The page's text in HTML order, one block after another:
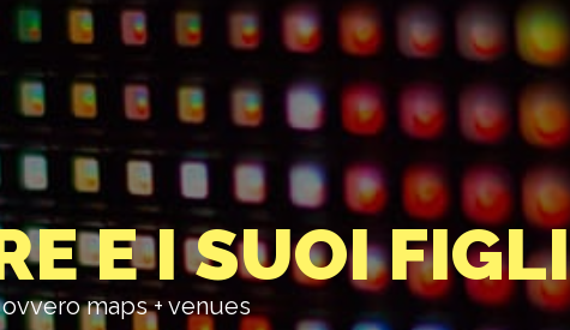
E I SUOI FIGLI
maps + venues